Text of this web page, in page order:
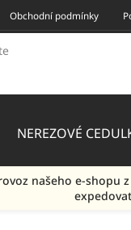
Obchodní podmínky
NEREZOVÉ
našeho e-